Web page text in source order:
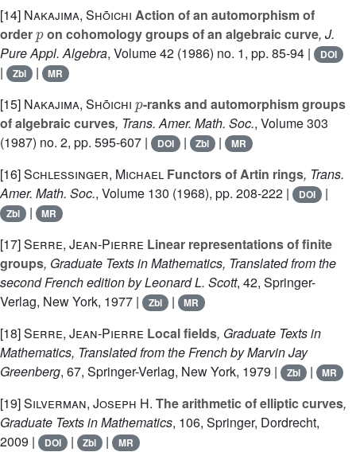
[14] Nakajima, Shōichi Action of an automorphism of
order
p
on cohomology groups of an algebraic curve, J.
Pure Appl. Algebra, Volume 42 (1986) no. 1, pp. 85-94 | DOI
| Zbl | MR
[15] Nakajima, Shōichi
-ranks and automorphism groups
of algebraic curves, Trans. Amer. Math. Soc., Volume 303
(1987) no. 2, pp. 595-607 |
DOI | Zbl | MR
[16]Schlessinger, Michael Functors of Artin rings, Trans.
Amer. Math. Soc., Volume 130 (1968), pp. 208-222 | DOI |
Zbl | MR
[17]Serre, Jean-Pierre Linear representations of finite
groups, Graduate Texts in Mathematics, Translated from the
second French edition by Leonard L. Scott, 42, Springer-
Verlag, New York, 1977 |
Zbl | MR
[18]Serre, Jean-Pierre Local fields, Graduate Texts in
Mathematics, Translated from the French by Marvin Jay
Greenberg, 67, Springer-Verlag, New York, 1979 | Zbl | MR
[19]Silverman, Joseph H. The arithmetic of elliptic curves,
Graduate Texts in Mathematics, 106, Springer, Dordrecht,
2009 |
DOI | Zbl | MR